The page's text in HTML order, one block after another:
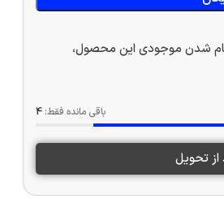
شدن موجودی این محصول،
باقی مانده فقط: 4
تحویل